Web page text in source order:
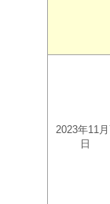
2023年11
日